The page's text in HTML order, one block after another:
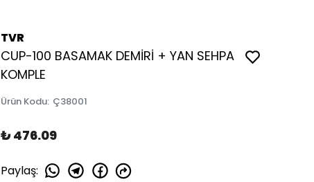
TVR
CUP-100 BASAMAK DEMİRİ + YAN SEHPA
KOMPLE
Ürün Kodu: Ç38001
₺ 476.09
Paylaş: